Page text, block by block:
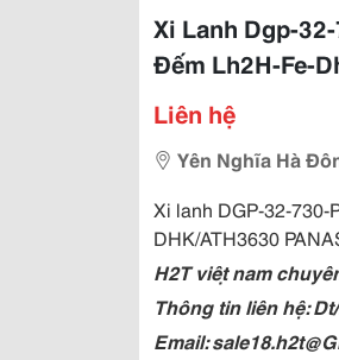
Xi Lanh Dgp-
Đếm Lh2H-Fe-
Liên hệ
Yên Nghĩa Hà
Xi lanh DGP-32-730-
DHK/ATH3630
H2T việt nam
Thông tin liên hệ:
Email: